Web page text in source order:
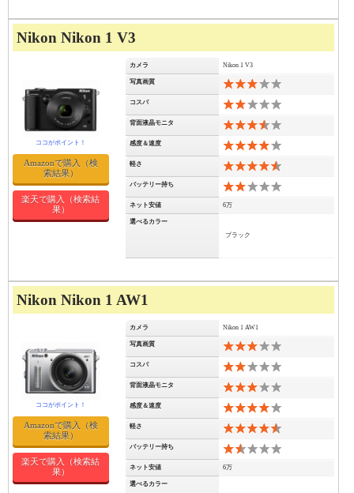
Nikon Nikon 1 V3
カメラ Nikon 1 V3
写真画質
コスパ
背面液晶モニタ
感度＆速度
軽さ
バッテリー持ち
ネット安値 6万
選べるカラー
ブラック
Amazonで購入（検
索結果）
楽天で購入（検索結
果）
Nikon Nikon 1 AW1
カメラ Nikon 1 AW1
写真画質
コスパ
背面液晶モニタ
感度＆速度
軽さ
バッテリー持ち
ネット安値 6万
選べるカラー
Amazonで購入（検
索結果）
楽天で購入（検索結
果）